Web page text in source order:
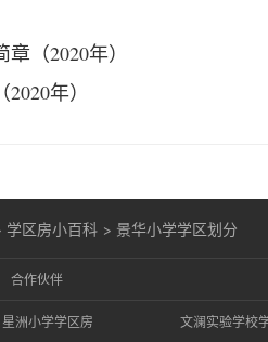
（2020年）
年）
学区房小百科 > 景华小学学区划分
合作伙伴
星洲小学学区房 文澜实验学校